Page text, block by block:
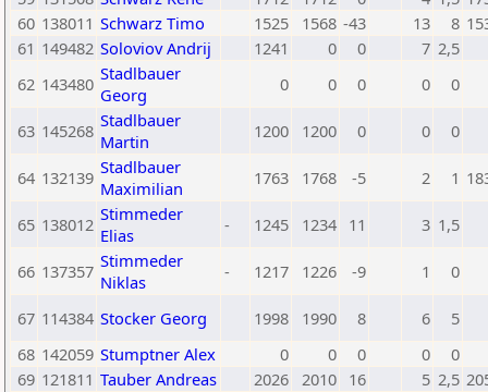
60 138011 Schwarz Timo 1525 1568 -43 13 8
61 149482 Soloviov Andrij 1241 0 0 7 2,5
62 143480 Stadlbauer
Georg
0 0 0 0 0
63 145268 Stadlbauer
Martin
1200 1200 0 0 0
64 132139 Stadlbauer
Maximilian
1763 1768 -5 2 1
65 138012 Stimmeder
Elias
- 1245 1234 11 3 1,5
66 137357 Stimmeder
Niklas
- 1217 1226 -9 1 0
67 114384 Stocker Georg 1998 1990 8 6
5
68 142059 Stumptner Alex 0 0 0 0
0
69 121811 Tauber Andreas 2026 2010 16 5 2,5